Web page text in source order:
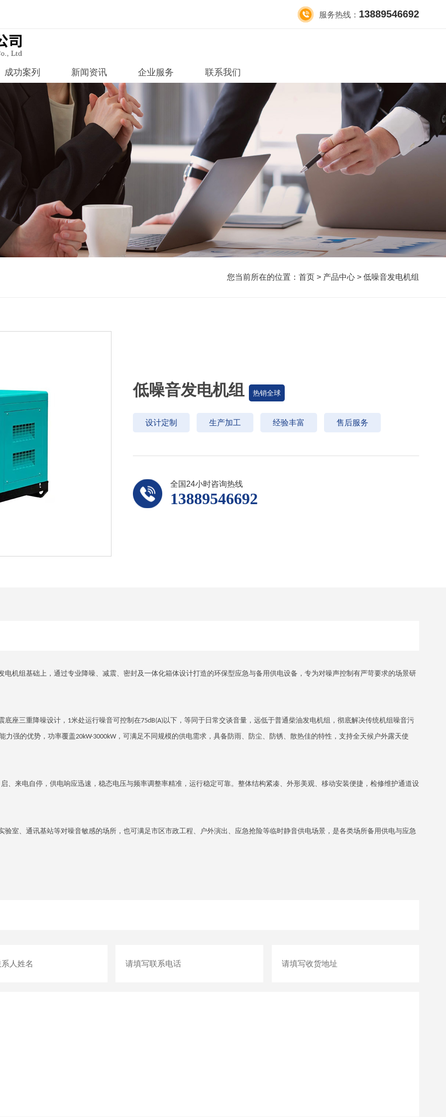
服务热线： 13889546692
成功案列 新闻资讯 企业服务 联系我们
您当前所在的位置：首页 > 产品中心 >低噪音发电机组
低噪音发电机组 热销全球
设计定制 生产加工 经验丰富 售后服务
全国24小时咨询热线
13889546692
机组基础上，通过专业降噪、减震、密封及一体化箱体设计打造的环保型应急与备用供电设备，专为对噪声控制有严苛要求的场景研
座三重降噪设计， 1米处运行噪音可控制在75dB(A)以下，等同于日常交谈音量，远低于普通柴油发电机组，彻底解决传统机组噪音污
力强的优势，功率覆盖20kW-3000kW，可满足不同规模的供电需求，具备防雨、防尘、防锈、散热佳的特性，支持全天候户外露天使
、来电自停，供电响应迅速，稳态电压与频率调整率精准，运行稳定可靠。整体结构紧凑、外形美观、移动安装便捷，检修维护通道设
室、通讯基站等对噪音敏感的场所，也可满足市区市政工程、户外演出、应急抢险等临时静音供电场景，是各类场所备用供电与应急